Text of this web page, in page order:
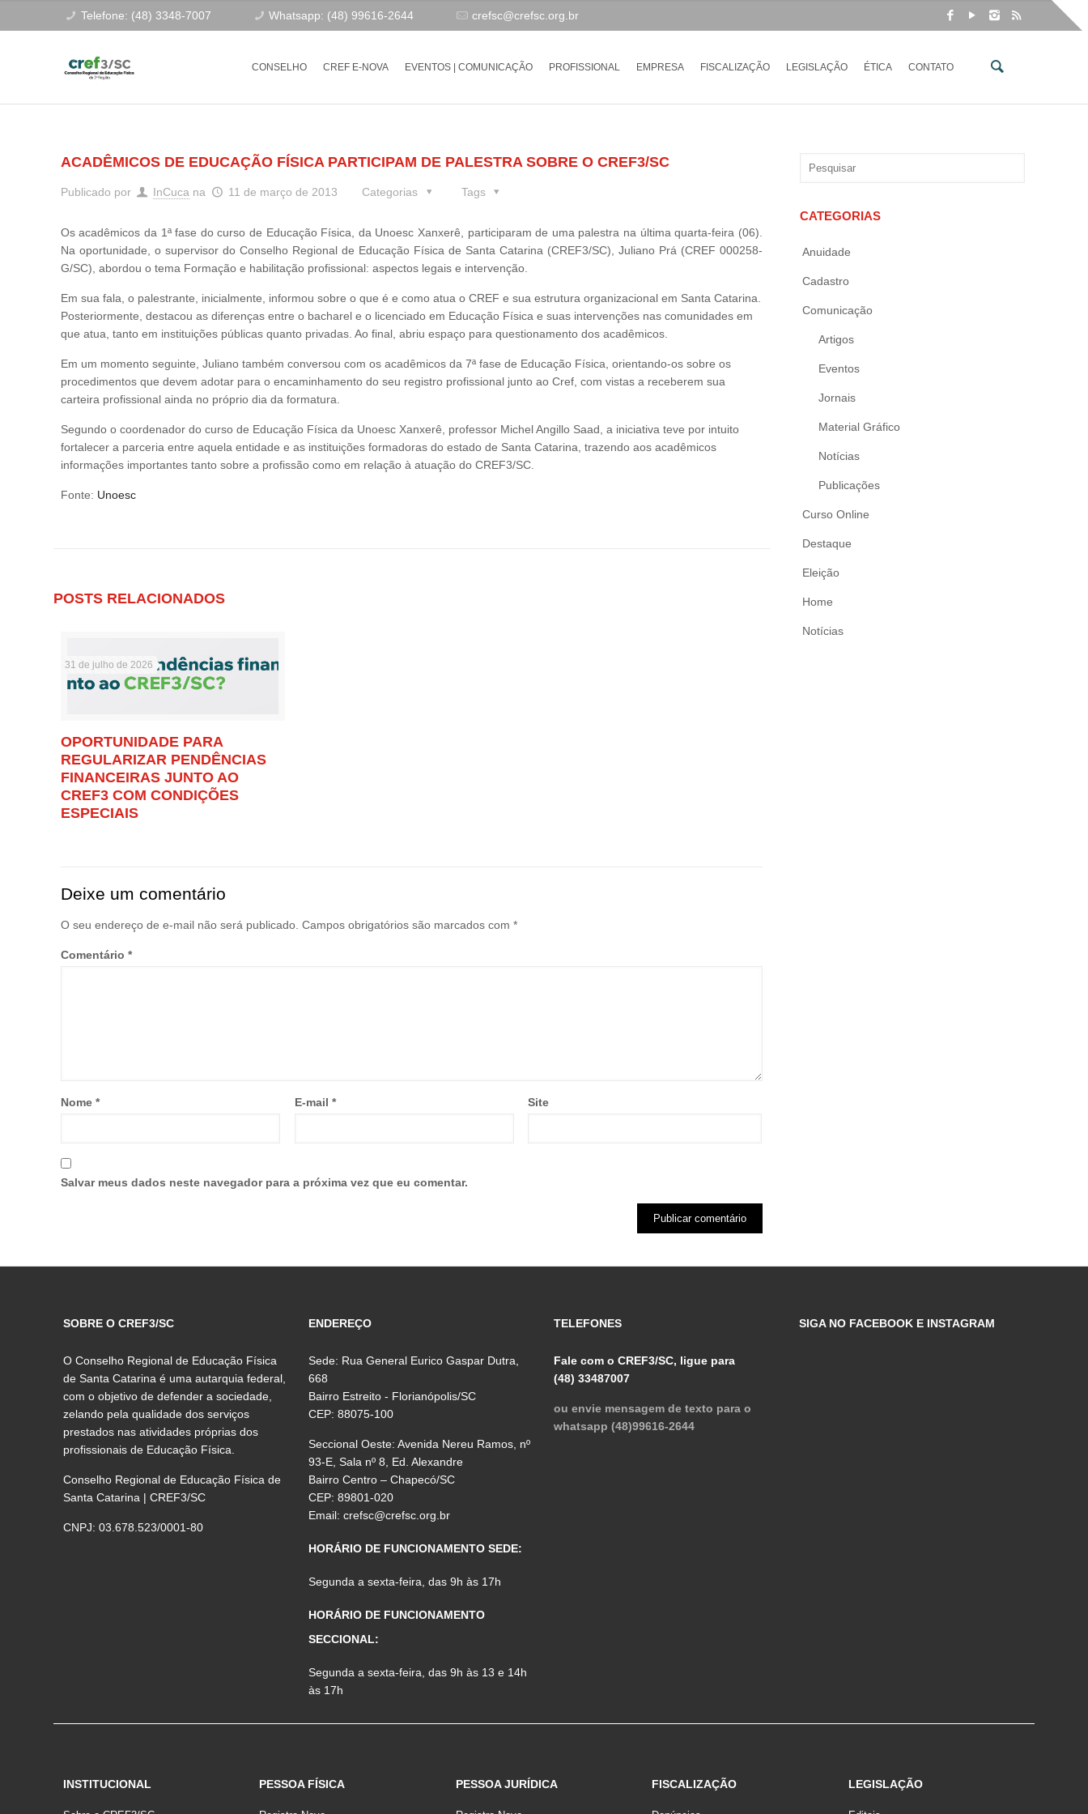
Telefone: (48) 3348-7007 Whatsapp: (48) 99616-2644 crefsc@crefsc.org.br
CONSELHO CREF E-NOVA EVENTOS | COMUNICAÇÃO PROFISSIONAL EMPRESA FISCALIZAÇÃO LEGISLAÇÃO ÉTICA CONTATO
ACADÊMICOS DE EDUCAÇÃO FÍSICA PARTICIPAM DE PALESTRA SOBRE O CREF3/SC
Publicado por InCuca na 11 de março de 2013 Categorias Tags
Os acadêmicos da 1ª fase do curso de Educação Física, da Unoesc Xanxerê, participaram de uma palestra na última quarta-feira (06).
Na oportunidade, o supervisor do Conselho Regional de Educação Física de Santa Catarina (CREF3/SC), Juliano Prá (CREF 000258-
G/SC), abordou o tema Formação e habilitação profissional: aspectos legais e intervenção.
Em sua fala, o palestrante, inicialmente, informou sobre o que é e como atua o CREF e sua estrutura organizacional em Santa Catarina.
Posteriormente, destacou as diferenças entre o bacharel e o licenciado em Educação Física e suas intervenções nas comunidades em
que atua, tanto em instituições públicas quanto privadas. Ao final, abriu espaço para questionamento dos acadêmicos.
Em um momento seguinte, Juliano também conversou com os acadêmicos da 7ª fase de Educação Física, orientando-os sobre os
procedimentos que devem adotar para o encaminhamento do seu registro profissional junto ao Cref, com vistas a receberem sua
carteira profissional ainda no próprio dia da formatura.
Segundo o coordenador do curso de Educação Física da Unoesc Xanxerê, professor Michel Angillo Saad, a iniciativa teve por intuito
fortalecer a parceria entre aquela entidade e as instituições formadoras do estado de Santa Catarina, trazendo aos acadêmicos
informações importantes tanto sobre a profissão como em relação à atuação do CREF3/SC.
Fonte: Unoesc
POSTS RELACIONADOS
31 de julho de 2026
OPORTUNIDADE PARA
REGULARIZAR PENDÊNCIAS
FINANCEIRAS JUNTO AO
CREF3 COM CONDIÇÕES
ESPECIAIS
Deixe um comentário
O seu endereço de e-mail não será publicado. Campos obrigatórios são marcados com *
Comentário *
Nome * E-mail * Site
Salvar meus dados neste navegador para a próxima vez que eu comentar.
CATEGORIAS
Anuidade
Cadastro
Comunicação
Artigos
Eventos
Jornais
Material Gráfico
Notícias
Publicações
Curso Online
Destaque
Eleição
Home
Notícias
SOBRE O CREF3/SC
O Conselho Regional de Educação Física
de Santa Catarina é uma autarquia federal,
com o objetivo de defender a sociedade,
zelando pela qualidade dos serviços
prestados nas atividades próprias dos
profissionais de Educação Física.
Conselho Regional de Educação Física de
Santa Catarina | CREF3/SC
CNPJ: 03.678.523/0001-80
ENDEREÇO
Sede: Rua General Eurico Gaspar Dutra,
668
Bairro Estreito - Florianópolis/SC
CEP: 88075-100
Seccional Oeste: Avenida Nereu Ramos, nº
93-E, Sala nº 8, Ed. Alexandre
Bairro Centro – Chapecó/SC
CEP: 89801-020
Email:crefsc@crefsc.org.br
HORÁRIO DE FUNCIONAMENTO SEDE:
Segunda a sexta-feira, das 9h às 17h
HORÁRIO DE FUNCIONAMENTO
SECCIONAL:
Segunda a sexta-feira, das 9h às 13 e 14h
às 17h
TELEFONES
Fale com o CREF3/SC, ligue para
(48) 33487007
ou envie mensagem de texto para o
whatsapp (48)99616-2644
SIGA NO FACEBOOK E INSTAGRAM
INSTITUCIONAL PESSOA FÍSICA PESSOA JURÍDICA FISCALIZAÇÃO LEGISLAÇÃO